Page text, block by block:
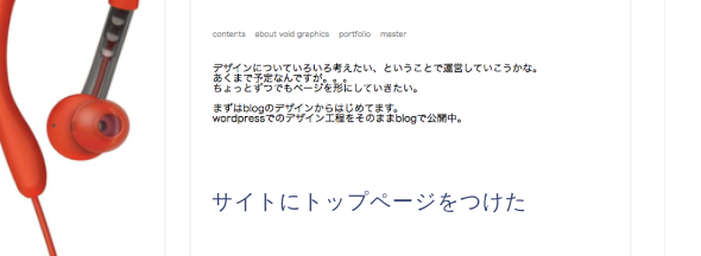
サイトにトップページをつけた